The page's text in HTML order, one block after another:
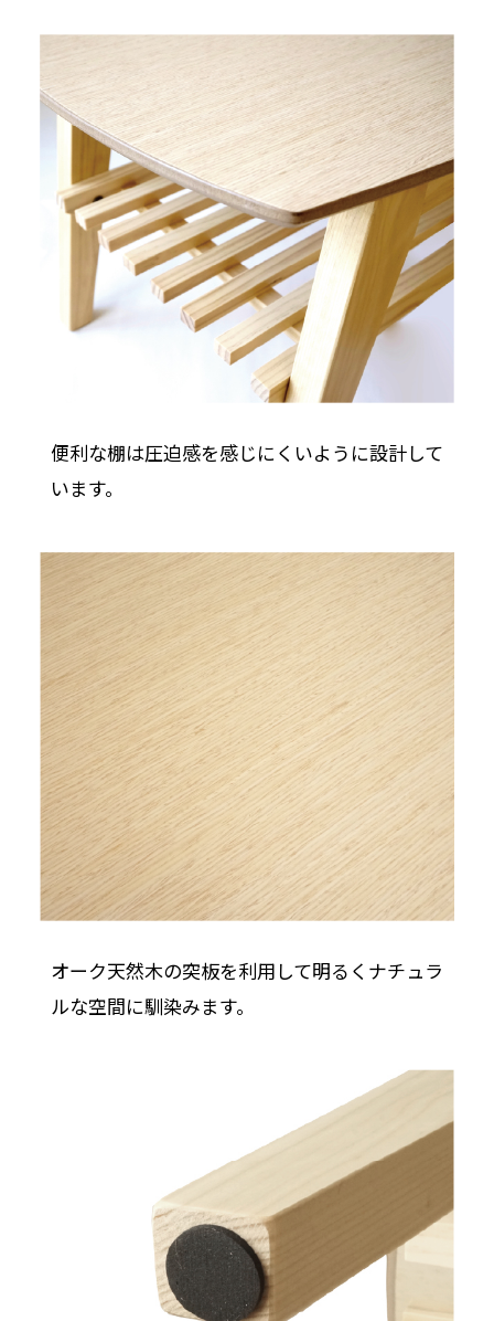
便利な棚は圧迫感を感じにくいように設計して
います。
オーク天然木の突板を利用して明るくナチュラ
ルな空間に馴染みます。